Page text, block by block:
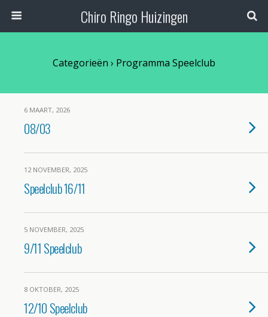
Chiro Ringo Huizingen
Categorieën › Programma Speelclub
6 MAART, 2026
08/03
12 NOVEMBER, 2025
Speelclub 16/11
5 NOVEMBER, 2025
9/11 Speelclub
8 OKTOBER, 2025
12/10 Speelclub